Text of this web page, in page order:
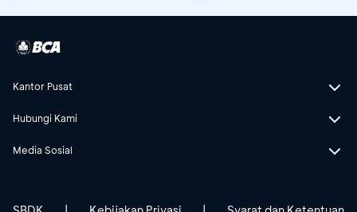
Kantor Pusat
Hubungi Kami
Media Sosial